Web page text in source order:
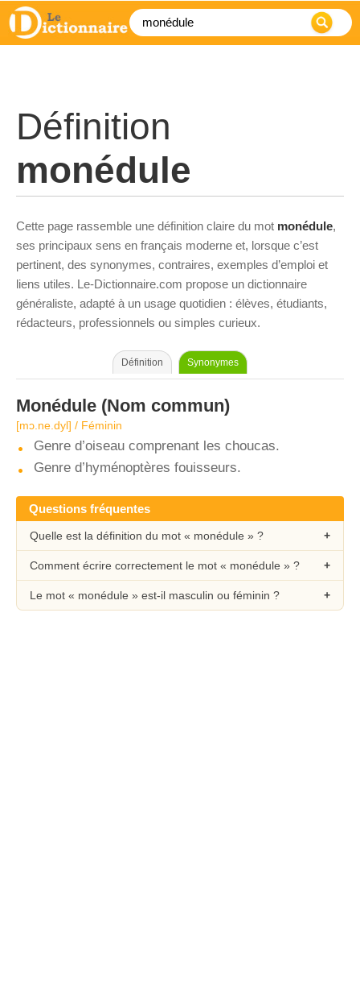
Définition
monédule
Cette page rassemble une définition claire du mot monédule,
ses principaux sens en français moderne et, lorsque c’est
pertinent, des synonymes, contraires, exemples d’emploi et
liens utiles. Le-Dictionnaire.com propose un dictionnaire
généraliste, adapté à un usage quotidien : élèves, étudiants,
rédacteurs, professionnels ou simples curieux.
Définition Synonymes
Monédule (Nom commun)
[mɔ.ne.dyl] / Féminin
Genre d’oiseau comprenant les choucas.
Genre d’hyménoptères fouisseurs.
Questions fréquentes
Quelle est la définition du mot « monédule » ?
Comment écrire correctement le mot « monédule » ?
Le mot « monédule » est-il masculin ou féminin ?